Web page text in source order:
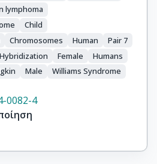
lymphoma
Child
Chromosomes Human
Pair 7
Female
Humans
Male Williams Syndrome
0082-4